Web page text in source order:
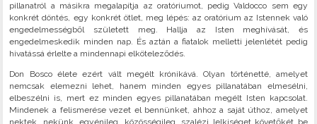
pillanatról a másikra megalapítja az oratóriumot, pedig Valdocco sem egy
konkrét döntés, egy konkrét ötlet, meg lépés: az oratórium az Istennek való
engedelmességből született meg. Hallja az Isten meghívását, és
engedelmeskedik minden nap. És aztán a fiatalok melletti jelenlétét pedig
hivatássá érlelte a mindennapi elköteleződés.
Don Bosco élete ezért vált megélt krónikává. Olyan történetté, amelyet
nemcsak elemezni lehet, hanem minden egyes pillanatában elmesélni,
elbeszélni is, mert ez minden egyes pillanatában megélt Isten kapcsolat.
Mindenek a felismerése vezet el bennünket, ahhoz a saját úthoz, amelyet